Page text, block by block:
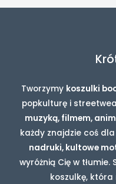
Tworzymy koszulki
popkulturę i
muzyką, filmem,
każdy znajdzie coś
nadruki, kultowe
wyróżnią Cię w
koszulkę,